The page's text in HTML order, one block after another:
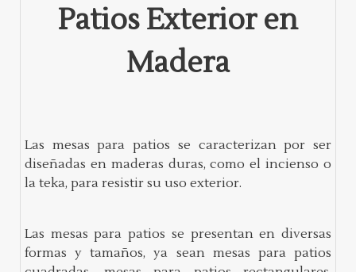
Patios Exterior en
Madera
Las mesas para patios se caracterizan por ser
diseñadas en maderas duras, como el incienso o
la teka, para resistir su uso exterior.
Las mesas para patios se presentan en diversas
formas y tamaños, ya sean mesas para patios